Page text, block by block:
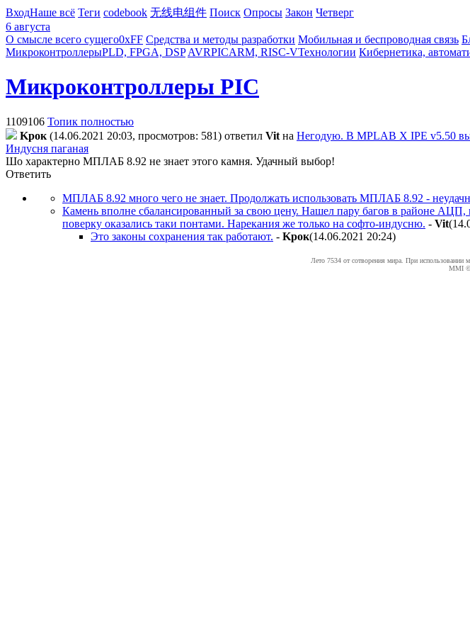
ВходНаше всё Теги codebook 无线电组件 Поиск Опросы Закон Четверг
6 августа
О смысле всего сущего0xFF Средства и методы разработки Мобильная и беспроводная связь
МикроконтроллерыPLD, FPGA, DSP AVRPICARM, RISC-VТехнологии Кибернетика,
Микроконтроллеры PIC
1109106 Топик полностью
Kpoк (14.06.2021 20:03, просмотров: 581) ответил Vit на Негодую. В MPLAB X IPE v5.50
Индусня паганая
Шо характерно МПЛАБ 8.92 не знает этого камня. Удачный выбор!
Ответить
МПЛАБ 8.92 много чего не знает. Продолжать использовать МПЛАБ 8.92 -
Камень вполне сбалансированный за свою цену. Нашел пару багов в районе
поверку оказались таки понтами. Нарекания же только на софто-индусню. - Vit
Это законы сохранения так работают. - Kpoк(14.06.2021 20:24)
Лето 7534 от сотворения мира. При использовании
MMI